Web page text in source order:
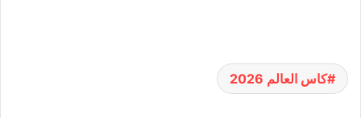
كاس العالم 2026